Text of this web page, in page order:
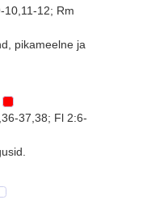
10,11-12; Rm
pikameelne ja
37,38; Fl 2:6-